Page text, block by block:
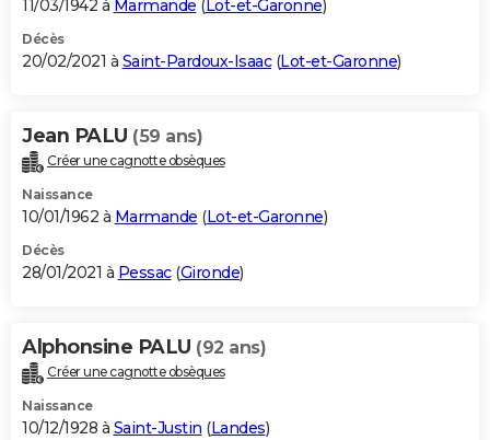
11/03/1942 à Marmande ( Lot-et-Garonne)
Décès
20/02/2021 à Saint-Pardoux-Isaac(Lot-et-Garonne)
Jean PALU (59 ans)
Créer une cagnotte obsèques
Naissance
10/01/1962 à Marmande (Lot-et-Garonne)
Décès
28/01/2021 à Pessac(Gironde)
Alphonsine PALU (92 ans)
Créer une cagnotte obsèques
Naissance
10/12/1928 à Saint-Justin (Landes)